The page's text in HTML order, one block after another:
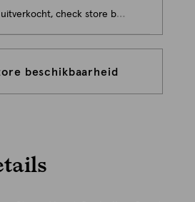
check store beschikbaarheid
beschikbaarheid